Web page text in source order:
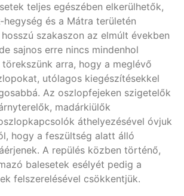
teljes egészében elkerülhetők,
hegység és a Mátra területén
szakaszon az elmúlt években
sajnos erre nincs mindenhol
arra, hogy a meglévő
utólagos kiegészítésekkel
Az oszlopfejeken szigetelők
madárkiülők
áthelyezésével óvjuk
hogy a feszültség alatt álló
A repülés közben történő,
balesetek esélyét pedig a
felszerelésével csökkentjük.